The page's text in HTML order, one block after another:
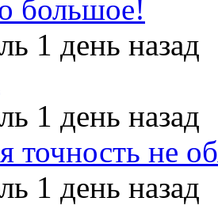
большое!
1 день назад
1 день назад
точность не
1 день назад